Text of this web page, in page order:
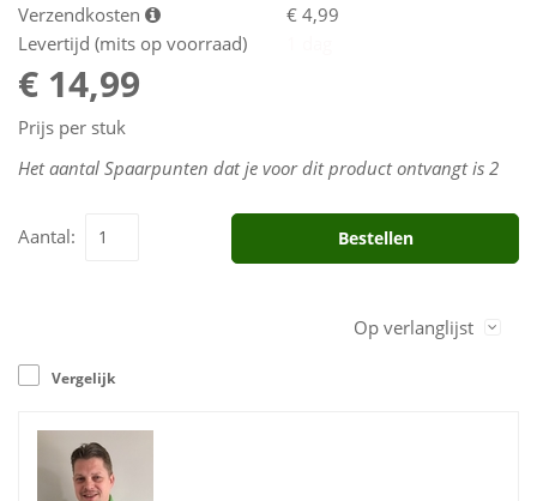
Verzendkosten
€ 4,99
Levertijd (mits op voorraad)
€ 14,99
Prijs per stuk
Het aantal Spaarpunten dat je voor dit product ontvangt is 2
Aantal: Bestellen
Op verlanglijst
Vergelijk